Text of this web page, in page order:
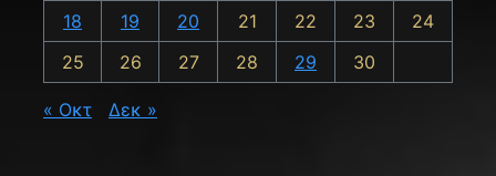
18
19 20 21 22 23
24
25
26 27 28 29 30
« Οκτ Δεκ »